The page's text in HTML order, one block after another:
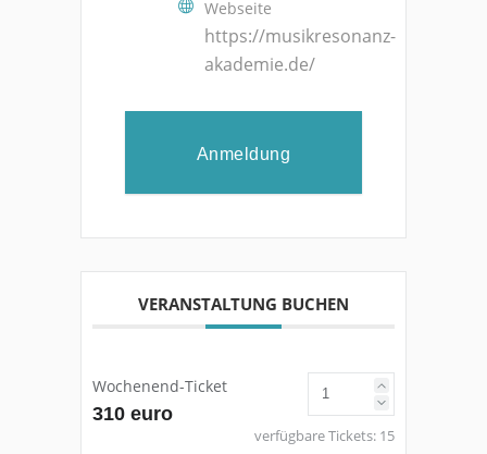
Webseite
https://musikresonanz-
akademie.de/
Anmeldung
VERANSTALTUNG BUCHEN
Wochenend-Ticket
310 euro
verfügbare Tickets: 15